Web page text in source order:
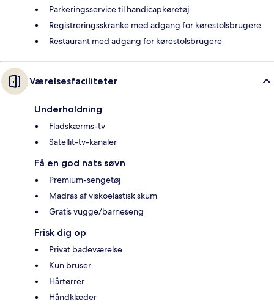
Parkeringsservice til handicapkøretøj
Registreringsskranke med adgang for kørestolsbrugere
Restaurant med adgang for kørestolsbrugere
Værelsesfaciliteter
Underholdning
Fladskærms-tv
Satellit-tv-kanaler
Få en god nats søvn
Premium-sengetøj
Madras af viskoelastisk skum
Gratis vugge/barneseng
Frisk dig op
Privat badeværelse
Kun bruser
Hårtørrer
Håndklæder